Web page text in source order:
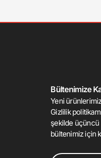
Bültenimize
Yeni
Gizlilik
şekilde üçüncü
bültenimiz için